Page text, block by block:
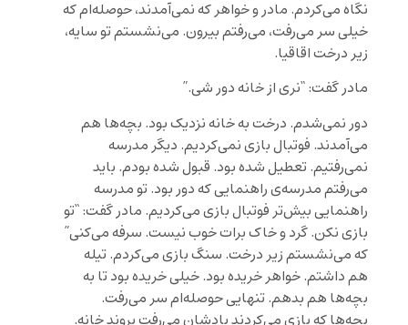
نگاه می‌کردم. مادر و خواهر که نمی‌آمدند، حوصله‌ام که
خیلی سر می‌رفت، می‌رفتم بیرون. می‌نشستم تو سایه،
زیر درخت اقاقیا.
مادر گفت: “نری از خانه دور شی.”
دور نمی‌شدم. درخت به خانه نزدیک بود. بچه‌ها هم
می‌آمدند. فوتبال بازی نمی‌کردیم. دیگر مدرسه
نمی‌رفتیم. تعطیل شده بود. قبول شده بودم. باید
می‌رفتم مدرسه‌ی راهنمایی که دور بود. تو مدرسه
راهنمایی بیش‌تر فوتبال بازی می‌کردیم. مادر گفت: “تو
بازی نکن. گرد و خاک برات خوب نیست. سرفه می‌کنی”
که ‌می‌نشستم زیر درخت. سنگ بازی می‌کردم. تیله
هم داشتم. خواهر خریده بود. خیلی خریده بود تا به
بچه‌ها هم بدهم. تنهایی حوصله‌ام سر می‌رفت.
بچه‌ها که بازی می‌کردند یادشان می‌رفت بروند خانه.